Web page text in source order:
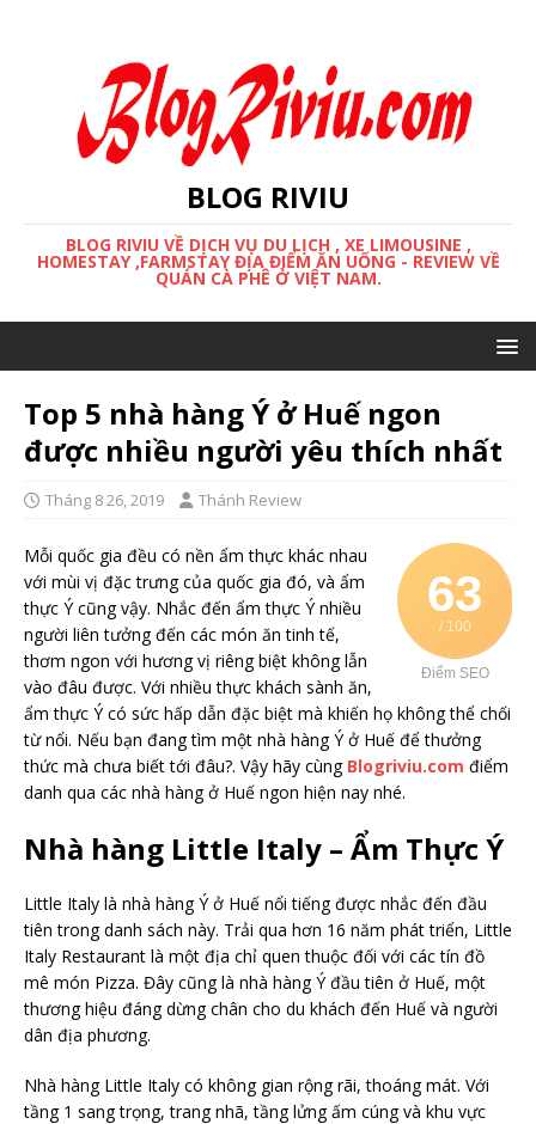
BLOG RIVIU
BLOG RIVIU VỀ DỊCH VỤ DU LỊCH , XE LIMOUSINE ,
HOMESTAY ,FARMSTAY ĐỊA ĐIỂM ĂN UỐNG - REVIEW VỀ
QUÁN CÀ PHÊ Ở VIỆT NAM.
Top 5 nhà hàng Ý ở Huế ngon
được nhiều người yêu thích nhất
Tháng 8 26, 2019 Thánh Review
63
/ 100
Điểm SEO
Mỗi quốc gia đều có nền ẩm thực khác nhau
với mùi vị đặc trưng của quốc gia đó, và ẩm
thực Ý cũng vậy. Nhắc đến ẩm thực Ý nhiều
người liên tưởng đến các món ăn tinh tế,
thơm ngon với hương vị riêng biệt không lẫn
vào đâu được. Với nhiều thực khách sành ăn,
ẩm thực Ý có sức hấp dẫn đặc biệt mà khiến họ không thể chối
từ nổi. Nếu bạn đang tìm một nhà hàng Ý ở Huế để thưởng
thức mà chưa biết tới đâu?. Vậy hãy cùng Blogriviu.com điểm
danh qua các nhà hàng ở Huế ngon hiện nay nhé.
Nhà hàng Little Italy – Ẩm Thực Ý
Little Italy là nhà hàng Ý ở Huế nổi tiếng được nhắc đến đầu
tiên trong danh sách này. Trải qua hơn 16 năm phát triển, Little
Italy Restaurant là một địa chỉ quen thuộc đối với các tín đồ
mê món Pizza. Đây cũng là nhà hàng Ý đầu tiên ở Huế, một
thương hiệu đáng dừng chân cho du khách đến Huế và người
dân địa phương.
Nhà hàng Little Italy có không gian rộng rãi, thoáng mát. Với
tầng 1 sang trọng, trang nhã, tầng lửng ấm cúng và khu vực